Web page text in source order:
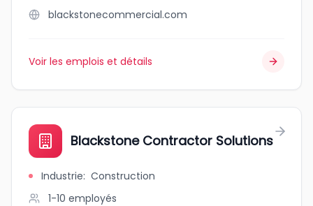
blackstonecommercial.com
Voir les emplois et détails
Blackstone Contractor Solutions
Industrie: Construction
1-10 employés